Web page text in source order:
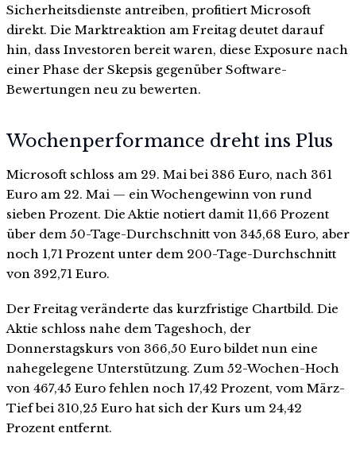
Sicherheitsdienste antreiben, profitiert Microsoft
direkt. Die Marktreaktion am Freitag deutet darauf
hin, dass Investoren bereit waren, diese Exposure nach
einer Phase der Skepsis gegenüber Software-
Bewertungen neu zu bewerten.
Wochenperformance dreht ins Plus
Microsoft schloss am 29. Mai bei 386 Euro, nach 361
Euro am 22. Mai — ein Wochengewinn von rund
sieben Prozent. Die Aktie notiert damit 11,66 Prozent
über dem 50-Tage-Durchschnitt von 345,68 Euro, aber
noch 1,71 Prozent unter dem 200-Tage-Durchschnitt
von 392,71 Euro.
Der Freitag veränderte das kurzfristige Chartbild. Die
Aktie schloss nahe dem Tageshoch, der
Donnerstagskurs von 366,50 Euro bildet nun eine
nahegelegene Unterstützung. Zum 52-Wochen-Hoch
von 467,45 Euro fehlen noch 17,42 Prozent, vom März-
Tief bei 310,25 Euro hat sich der Kurs um 24,42
Prozent entfernt.